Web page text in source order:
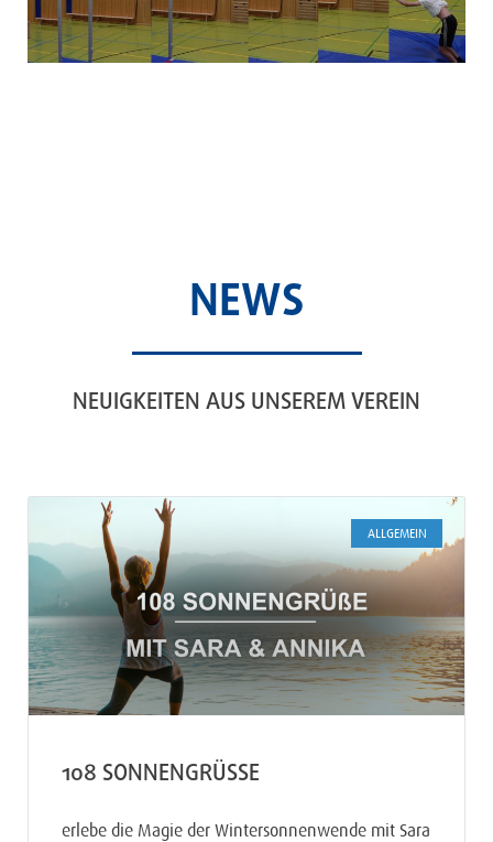
NEWS
NEUIGKEITEN AUS UNSEREM VEREIN
ALLGEMEIN
108 SONNENGRÜSSE
erlebe die Magie der Wintersonnenwende mit Sara